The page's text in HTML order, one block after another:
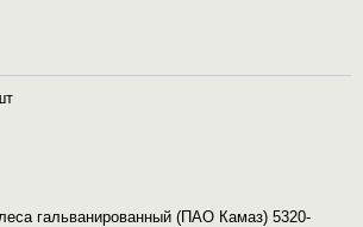
гальванированный (ПАО Камаз) 5320-